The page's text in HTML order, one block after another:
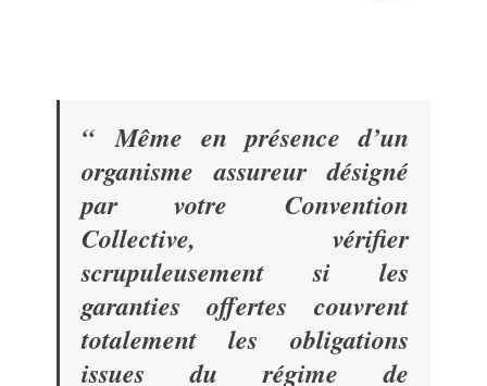
“Même en présence d’un
organisme assureur désigné
par votre Convention
Collective, vérifier
scrupuleusement si les
garanties offertes couvrent
totalement les obligations
issues du régime de